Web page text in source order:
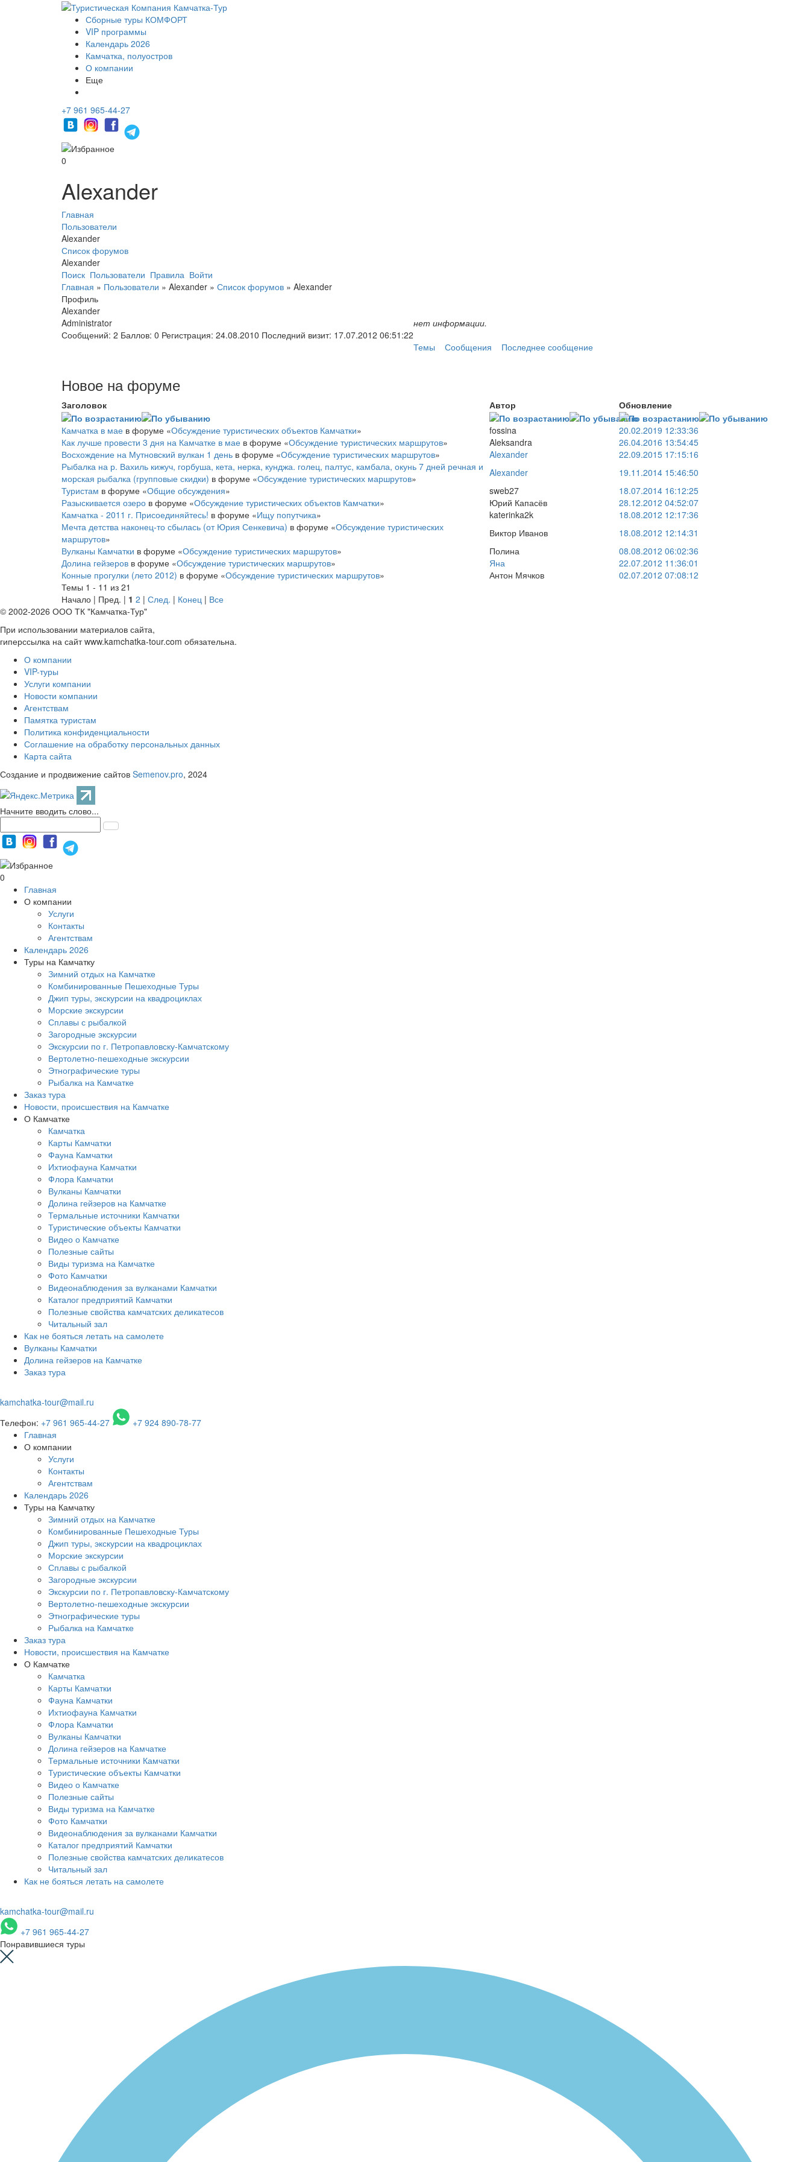
Сборные туры КОМФОРТ
VIP программы
Календарь 2026
Камчатка, полуостров
О компании
Еще
+7 961 965-44-27
0
Alexander
Главная
Пользователи
Alexander
Список форумов
Alexander
Поиск Пользователи Правила Войти
Главная » Пользователи » Alexander » Список форумов » Alexander
Профиль
Alexander
Administrator
Сообщений: 2 Баллов: 0 Регистрация: 24.08.2010 Последний визит: 17.07.2012 06:51:22
нет информации.
Темы
Сообщения Последнее сообщение
Новое на форуме
Заголовок Автор Обновление
Камчатка в мае в форуме «Обсуждение туристических объектов Камчатки» fossina
20.02.2019 12:33:36
Как лучше провести 3 дня на Камчатке в мае в форуме «Обсуждение туристических маршрутов» Aleksandra
26.04.2016 13:54:45
Восхождение на Мутновский вулкан 1 день в форуме «Обсуждение туристических маршрутов» Alexander
22.09.2015 17:15:16
Рыбалка на р. Вахиль кижуч, горбуша, кета, нерка, кунджа. голец, палтус, камбала, окунь 7 дней речная и
морская рыбалка (групповые скидки) в форуме «Обсуждение туристических маршрутов» Alexander
19.11.2014 15:46:50
Туристам в форуме «Общие обсуждения» sweb27
18.07.2014 16:12:25
Разыскивается озеро в форуме «Обсуждение туристических объектов Камчатки» Юрий Капасёв
28.12.2012 04:52:07
Камчатка - 2011 г. Присоединяйтесь! в форуме «Ищу попутчика» katerinka2k
18.08.2012 12:17:36
Мечта детства наконец-то сбылась (от Юрия Сенкевича) в форуме «Обсуждение туристических
маршрутов» Виктор Иванов
18.08.2012 12:14:31
Вулканы Камчатки в форуме «Обсуждение туристических маршрутов» Полина
08.08.2012 06:02:36
Долина гейзеров в форуме «Обсуждение туристических маршрутов» Яна
22.07.2012 11:36:01
Конные прогулки (лето 2012) в форуме «Обсуждение туристических маршрутов» Антон Мячков
02.07.2012 07:08:12
Темы 1 - 11 из 21
Начало | Пред. | 1 2 | След. | Конец | Все
© 2002-2026 ООО ТК "Камчатка-Тур"
При использовании материалов сайта,
гиперссылка на сайт www.kamchatka-tour.com обязательна.
О компании
VIP-туры
Услуги компании
Новости компании
Агентствам
Памятка туристам
Политика конфиденциальности
Соглашение на обработку персональных данных
Карта сайта
Создание и продвижение сайтов Semenov.pro, 2024
Начните вводить слово...
0
Главная
О компании
Услуги
Контакты
Агентствам
Календарь 2026
Туры на Камчатку
Зимний отдых на Камчатке
Комбинированные Пешеходные Туры
Джип туры, экскурсии на квадроциклах
Морские экскурсии
Сплавы с рыбалкой
Загородные экскурсии
Экскурсии по г. Петропавловску-Камчатскому
Вертолетно-пешеходные экскурсии
Этнографические туры
Рыбалка на Камчатке
Заказ тура
Новости, происшествия на Камчатке
О Камчатке
Камчатка
Карты Камчатки
Фауна Камчатки
Ихтиофауна Камчатки
Флора Камчатки
Вулканы Камчатки
Долина гейзеров на Камчатке
Термальные источники Камчатки
Туристические объекты Камчатки
Видео о Камчатке
Полезные сайты
Виды туризма на Камчатке
Фото Камчатки
Видеонаблюдения за вулканами Камчатки
Каталог предприятий Камчатки
Полезные свойства камчатских деликатесов
Читальный зал
Как не бояться летать на самолете
Вулканы Камчатки
Долина гейзеров на Камчатке
Заказ тура
kamchatka-tour@mail.ru
Телефон: +7 961 965-44-27
+7 924 890-78-77
Главная
О компании
Услуги
Контакты
Агентствам
Календарь 2026
Туры на Камчатку
Зимний отдых на Камчатке
Комбинированные Пешеходные Туры
Джип туры, экскурсии на квадроциклах
Морские экскурсии
Сплавы с рыбалкой
Загородные экскурсии
Экскурсии по г. Петропавловску-Камчатскому
Вертолетно-пешеходные экскурсии
Этнографические туры
Рыбалка на Камчатке
Заказ тура
Новости, происшествия на Камчатке
О Камчатке
Камчатка
Карты Камчатки
Фауна Камчатки
Ихтиофауна Камчатки
Флора Камчатки
Вулканы Камчатки
Долина гейзеров на Камчатке
Термальные источники Камчатки
Туристические объекты Камчатки
Видео о Камчатке
Полезные сайты
Виды туризма на Камчатке
Фото Камчатки
Видеонаблюдения за вулканами Камчатки
Каталог предприятий Камчатки
Полезные свойства камчатских деликатесов
Читальный зал
Как не бояться летать на самолете
kamchatka-tour@mail.ru
+7 961 965-44-27
Понравившиеся туры